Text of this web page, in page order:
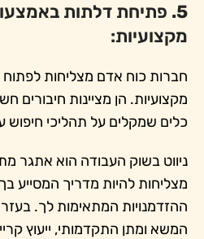
5. פתיחת דלתות
מקצועיות:
חברות כוח אדם מצליחות
מקצועיות. הן מציינות חיבורים
כלים שמקלים על תהליכי חיפוש
ניווט בשוק העבודה הוא אתגר
מצליחות להיות מדריך המסייע
ההזדמנויות המתאימות לך.
המשא ומתן התקדמותי, ייעוץ